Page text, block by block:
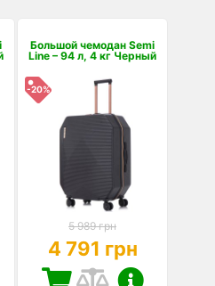
Большой чемодан Semi
Line – 94 л, 4 кг Черный
-20%
5 989 грн
4 791 грн